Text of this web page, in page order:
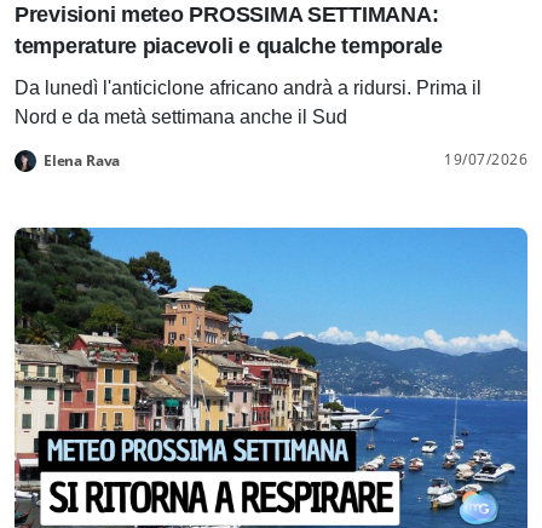
Previsioni meteo PROSSIMA SETTIMANA:
temperature piacevoli e qualche temporale
Da lunedì l'anticiclone africano andrà a ridursi. Prima il
Nord e da metà settimana anche il Sud
Elena Rava 19/07/2026